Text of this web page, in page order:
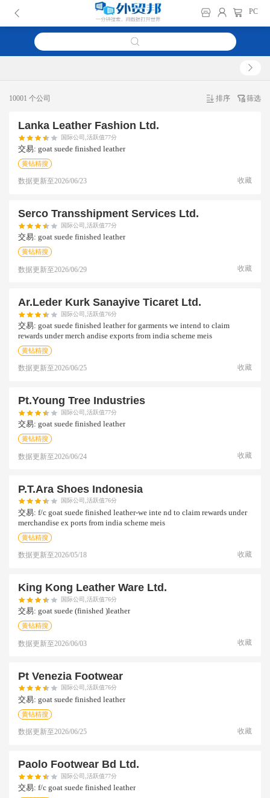
PC
10001 个公司 排序 筛选
Lanka Leather Fashion Ltd.
国际公司,活跃值77分
交易: goat suede finished leather
黄钻精搜
数据更新至2026/06/23 收藏
Serco Transshipment Services Ltd.
国际公司,活跃值77分
交易: goat suede finished leather
黄钻精搜
数据更新至2026/06/29 收藏
Ar.leder Kurk Sanayive Ticaret Ltd.
国际公司,活跃值76分
交易: goat suede finished leather for garments we intend to claim
rewards under merch andise exports from india scheme meis
黄钻精搜
数据更新至2026/06/25 收藏
Pt.young Tree Industries
国际公司,活跃值77分
交易: goat suede finished leather
黄钻精搜
数据更新至2026/06/24 收藏
P.t.ara Shoes Indonesia
国际公司,活跃值76分
交易: f/c goat suede finished leather-we inte nd to claim rewards under
merchandise ex ports from india scheme meis
黄钻精搜
数据更新至2026/05/18 收藏
King Kong Leather Ware Ltd.
国际公司,活跃值76分
交易: goat suede (finished )leather
黄钻精搜
数据更新至2026/06/03 收藏
Pt Venezia Footwear
国际公司,活跃值76分
交易: goat suede finished leather
黄钻精搜
数据更新至2026/06/25 收藏
Paolo Footwear Bd Ltd.
国际公司,活跃值77分
交易: f/c goat suede finished leather